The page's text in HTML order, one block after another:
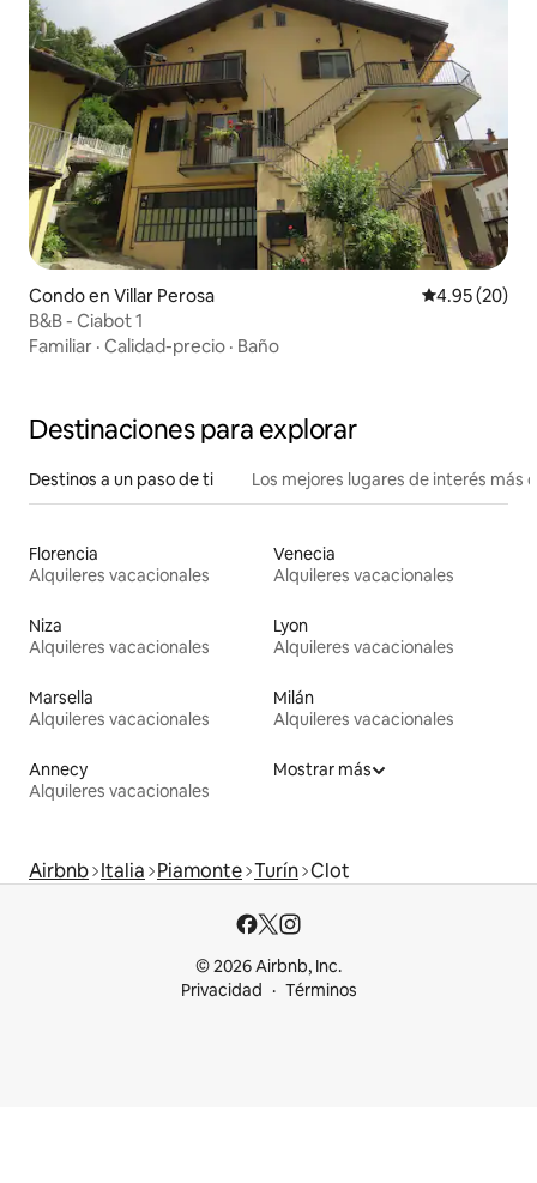
Condo en Villar Perosa Calificación
4.95 (20)
B&B - Ciabot 1
Familiar · Calidad-precio · Baño
Destinaciones para explorar
Destinos a un paso de ti Los mejores lugares de interés más
Florencia
Alquileres vacacionales
Venecia
Alquileres vacacionales
Niza
Alquileres vacacionales
Lyon
Alquileres vacacionales
Marsella
Alquileres vacacionales
Milán
Alquileres vacacionales
Annecy
Alquileres vacacionales
Mostrar más
Airbnb Italia Piamonte Turín Clot
© 2026 Airbnb, Inc.
Privacidad
Términos